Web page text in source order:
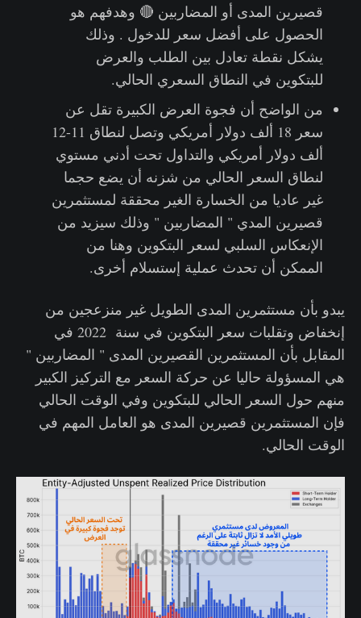
قصيرين المدى أو المضاربين 🔴 وهدفهم هو
الحصول على أفضل سعر للدخول . وذلك
يشكل نقطة تعادل بين الطلب والعرض
للبتكوين في النطاق السعري الحالي.
من الواضح أن فجوة العرض الكبيرة تقل عن
سعر 18 ألف دولار أمريكي وتصل لنطاق 11-12
ألف دولار أمريكي والتداول تحت أدني مستوي
لنطاق السعر الحالي من شزنه أن يضع حجما
غير عاديا من الخسارة الغير محققة لمستثمرين
قصيرين المدي " المضاربين " وذلك سيزيد من
الإنعكاس السلبي لسعر البتكوين وهنا من
الممكن أن تحدث عملية إستسلام أخرى.
يبدو بأن مستثمرين المدى الطويل غير منزعجين من
إنخفاض وتقلبات سعر البتكوين في سنة 2022 في
المقابل بأن المستثمرين القصيرين المدى " المضاربين "
هي المسؤولة حاليا عن حركة السعر مع التركيز الكبير
منهم حول السعر الحالي للبتكوين وفي الوقت الحالي
فإن المستثمرين قصيرين المدى هو العامل المهم في
الوقت الحالي.